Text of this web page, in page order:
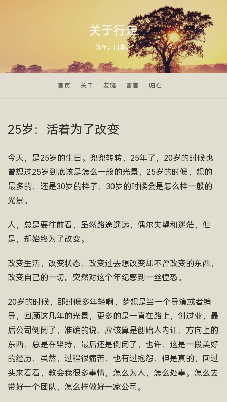
关于行走
陈年。旧事。
首页 关于 友链 留言 归档
25岁：活着为了改变
今天，是25岁的生日。兜兜转转，25年了，20岁的时候也
曾想过25岁到底该是怎么一般的光景，25岁的时候，想的
最多的，还是30岁的样子，30岁的时候会是怎么样一般的
光景。
人，总是要往前看，虽然路途遥远，偶尔失望和迷茫，但
是，却始终为了改变。
改变生活，改变状态，改变过去想改变却不曾改变的东西，
改变自己的一切。突然对这个年纪感到一丝惶恐。
20岁的时候，那时候多年轻啊，梦想是当一个导演或者编
导，回顾这几年的光景，更多的是一直在路上，创过业，最
后公司倒闭了，准确的说，应该算是创始人内讧，方向上的
东西，总是在坚持，最后还是倒闭了，也许，这是一段美好
的经历，虽然，过程很痛苦，也有过抱怨，但是真的，回过
头来看看，教会我很多事情，怎么为人，怎么处事。怎么去
带好一个团队，怎么样做好一家公司。